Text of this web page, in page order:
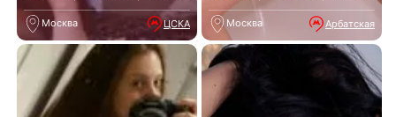
Москва ЦСКА Москва Арбатская